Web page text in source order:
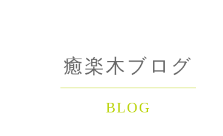
癒楽木ブログ
BLOG